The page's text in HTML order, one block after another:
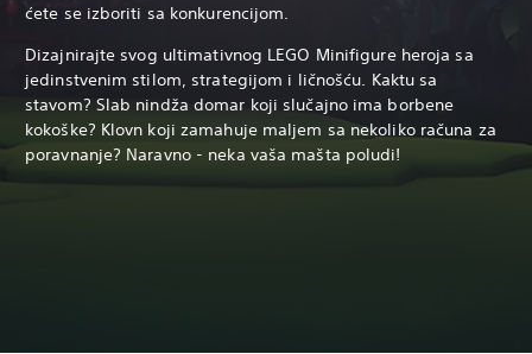
ćete se izboriti sa konkurencijom.
Dizajnirajte svog ultimativnog LEGO Minifigure heroja sa
jedinstvenim stilom, strategijom i ličnošću. Kaktu sa
stavom? Slab nindža domar koji slučajno ima borbene
kokoške? Klovn koji zamahuje maljem sa nekoliko računa za
poravnanje? Naravno - neka vaša mašta poludi!